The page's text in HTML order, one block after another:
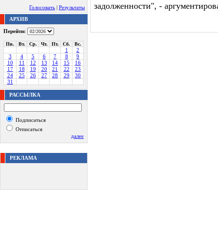
Голосовать | Результаты
АРХИВ
Перейти:
Пн. Вт. Ср. Чт. Пт. Сб. Вс.
1
2
3
4 5 6 7 8
9
10
11 12 13 14 15
16
17
18 19 20 21 22
23
24
25 26 27 28 29
30
31
РАССЫЛКА
Подписаться
Отписаться
далее
РЕКЛАМА
задолженности", -